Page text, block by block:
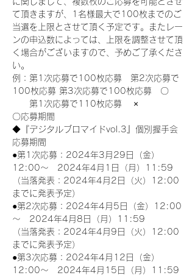
て頂きますが、1名様最大で100枚までのご
当選を上限とさせて頂く予定です。またレー
ンの申込数によっては、上限を調整させて頂
く場合がございますので、予めご了承くださ
い。
例：第1次応募で100枚応募　第2次応募で
100枚応募 第3次応募で100枚応募　〇
第1次応募で110枚応募　 ×
〇応募期間
◆『デジタルブロマイドvol.3』個別握手会
応募期間
●第1次応募：2024年3月29日（金）
12:00～　2024年4月1日（月）11:59
（当落発表：2024年4月2日（火）12:00
までに発表予定）
●第2次応募：2024年4月5日（金）12:00
～　2024年4月8日（月）11:59
（当落発表：2024年4月9日（火）12:00
までに発表予定）
●第3次応募：2024年4月12日（金）
12:00～　2024年4月15日（月）11:59